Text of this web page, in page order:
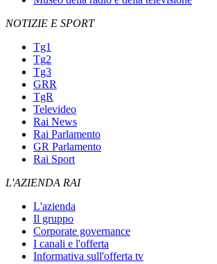
NOTIZIE E SPORT
Tg1
Tg2
Tg3
GRR
TgR
Televideo
Rai News
Rai Parlamento
GR Parlamento
Rai Sport
L'AZIENDA RAI
L'azienda
Il gruppo
Corporate governance
I canali e l'offerta
Informativa sull'offerta tv